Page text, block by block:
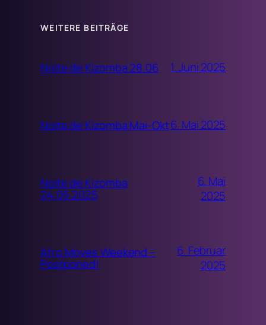
WEITERE BEITRÄGE
Noite de Kizomba 28.06 1. Juni 2025
Noite de Kizomba Mai-Okt6. Mai 2025
Noite de Kizomba
24.05.2025
6. Mai
2025
Afro Moves Weekend –
Postponed!
6. Februar
2025